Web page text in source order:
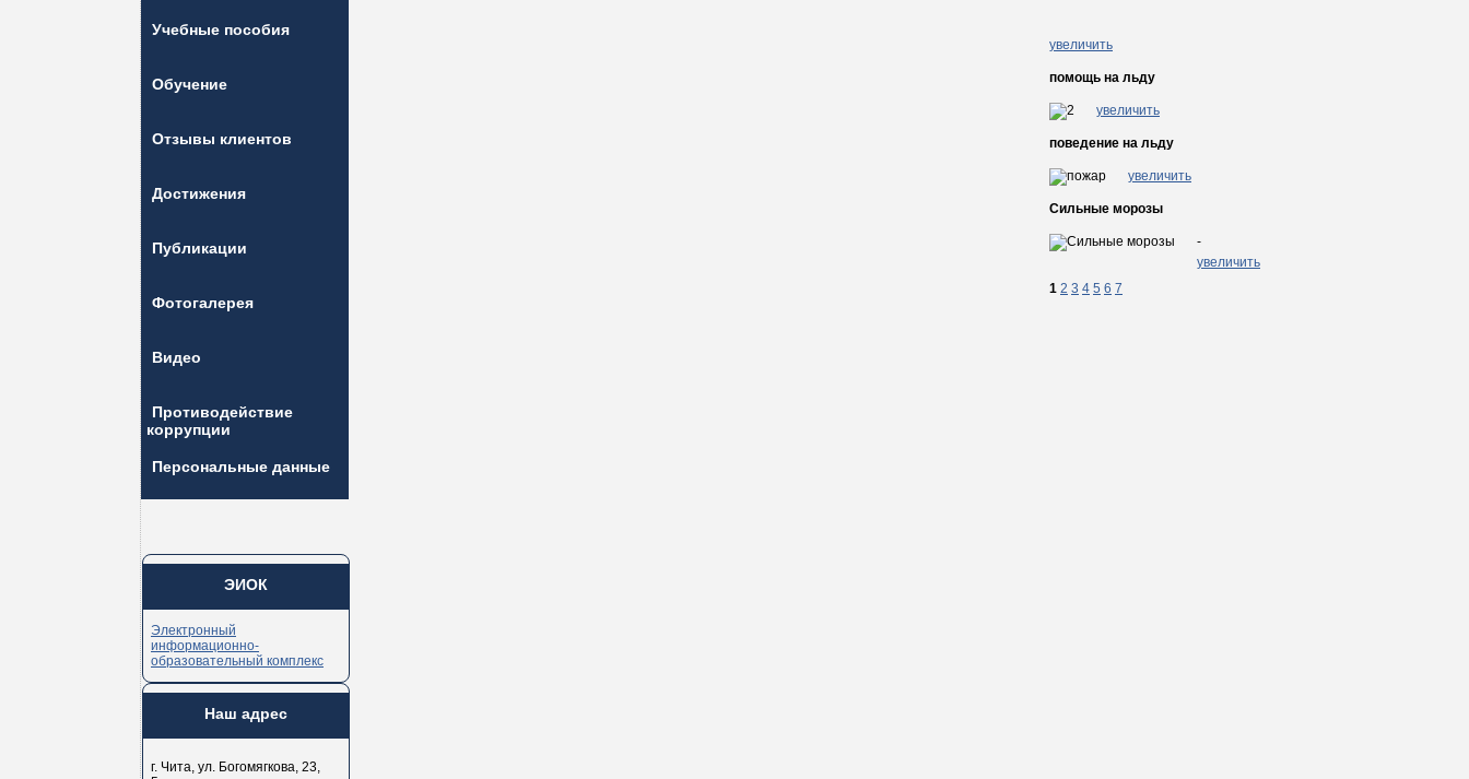
Учебные пособия
Обучение
Отзывы клиентов
Достижения
Публикации
Фотогалерея
Видео
Противодействие
коррупции
Персональные данные
ЭИОК
Электронный
информационно-
образовательный комплекс
Наш адрес
г. Чита, ул. Богомягкова, 23,
увеличить
помощь на льду
увеличить
поведение на льду
увеличить
Сильные морозы
-
увеличить
1 2 3 4 5 6 7